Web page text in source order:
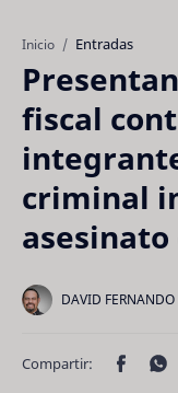
Inicio Entradas
fiscal
criminal
asesinato